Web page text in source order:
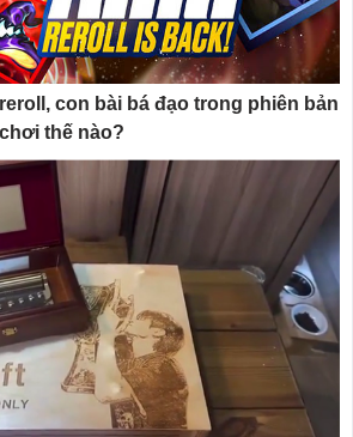
con bài bá đạo trong phiên bản
thế nào?